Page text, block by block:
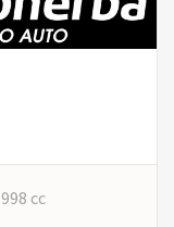
cc